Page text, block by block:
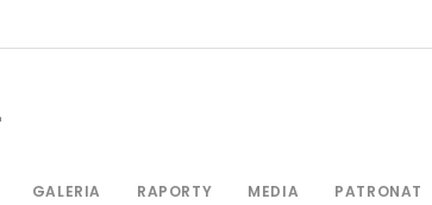
GALERIA RAPORTY MEDIA PATRONAT